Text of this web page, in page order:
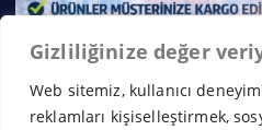
Gizliliğinize değer
Web sitemiz, kullanıcı
reklamları kişiselleştirmek,